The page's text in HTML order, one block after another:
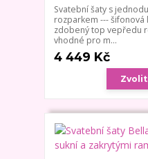
Svatební šaty s
rozparkem --- šifonová
zdobený top vepředu
vhodné pro m...
4 449 Kč